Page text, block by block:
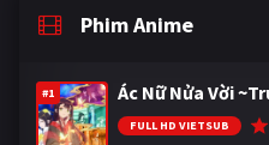
Phim Anime
#1 Ác Nữ Nửa Vời
FULL HD VIETSUB